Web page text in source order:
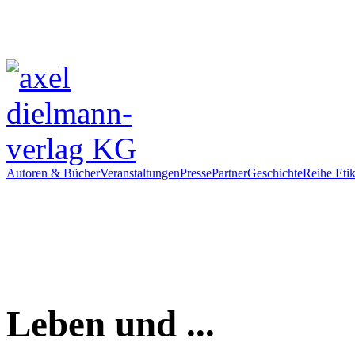
Autoren & BücherVeranstaltungenPressePartnerGeschichteReihe
Leben und ...